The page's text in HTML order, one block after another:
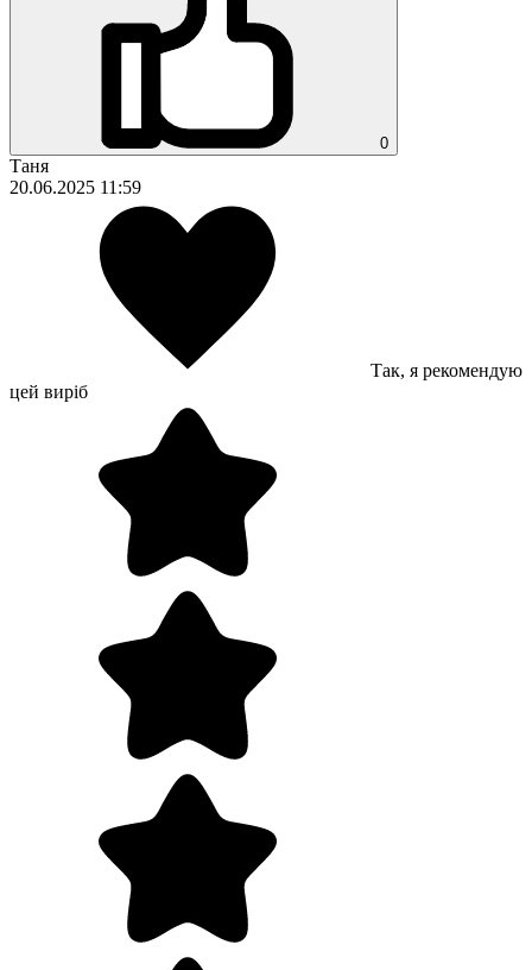
0
Таня
20.06.2025 11:59
Так, я рекомендую
цей виріб